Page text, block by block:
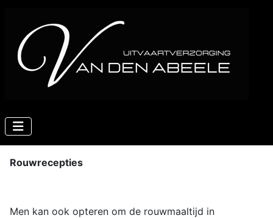
Rouwrecepties
Men kan ook opteren om de rouwmaaltijd in